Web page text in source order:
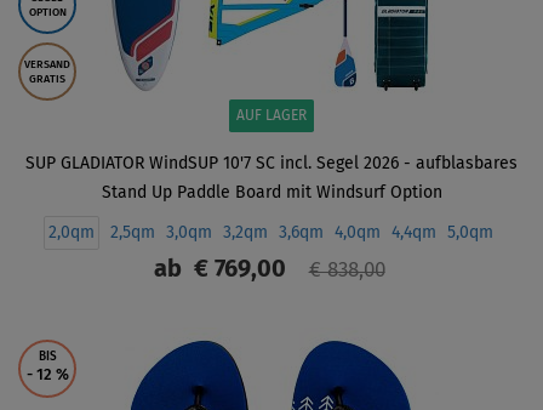
OPTION
VERSAND
GRATIS
AUF LAGER
SUP GLADIATOR WindSUP 10'7 SC incl. Segel 2026 - aufblasbares
Stand Up Paddle Board mit Windsurf Option
2,0qm 2,5qm 3,0qm 3,2qm 3,6qm 4,0qm 4,4qm 5,0qm
ab€ 769,00 € 838,00
BIS
- 12 %